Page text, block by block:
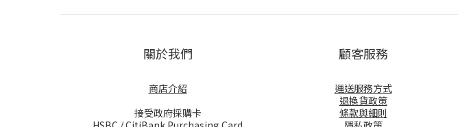
關於我們
商店介紹
接受政府採購卡
顧客服務
運送服務方式
退換貨政策
條款與細則